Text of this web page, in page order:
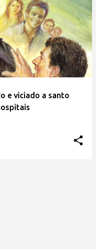
e viciado a santo